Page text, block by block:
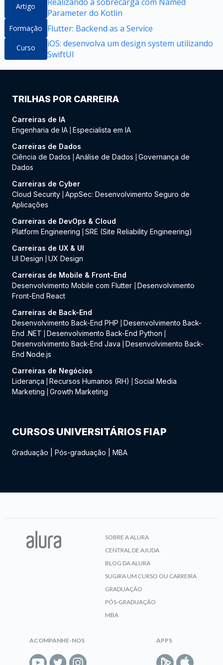
Artigo
Parameter do Kotlin
Formação Flutter: Backend as a Service
Curso
iOS: desenvolva um design system utilizando
SwiftUI
TRILHAS POR CARREIRA
Carreiras de IA
Engenharia de IA Especialista em IA
Carreiras de Dados
Ciência de Dados
Análise de Dados
Governança de
Dados
Carreiras de Cyber
Cloud Security AppSec: Desenvolvimento Seguro de
Aplicações
Carreiras de DevOps & Cloud
Platform Engineering
SRE (Site Reliability Engineering)
Carreiras de UX & UI
UI Design
UX Design
Carreiras de Mobile & Front-End
Desenvolvimento Mobile com Flutter
Desenvolvimento
Front-End React
Carreiras de Back-End
Desenvolvimento Back-End PHP
Desenvolvimento Back-
End .NET
Desenvolvimento Back-End Python
Desenvolvimento Back-End Java
Desenvolvimento Back-
End Node.js
Carreiras de Negócios
Liderança
Recursos Humanos (RH)
Social Media
Marketing
Growth Marketing
CURSOS UNIVERSITÁRIOS FIAP
Graduação Pós-graduação MBA
SOBRE A ALURA
CENTRAL DE AJUDA
BLOG DA ALURA
SUGIRA UM CURSO OU CARREIRA
GRADUAÇÃO
PÓS-GRADUAÇÃO
MBA
ACOMPANHE-NOS APPS